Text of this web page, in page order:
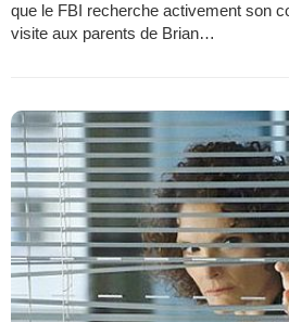
que le FBI recherche activement son
visite aux parents de Brian…